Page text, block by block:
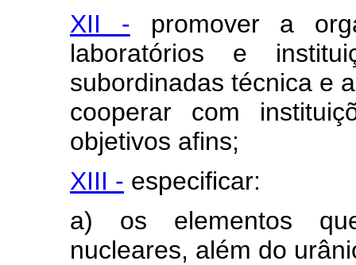
XII - promover a
laboratórios e
subordinadas técnica e
cooperar com
objetivos afins;
XIII - especificar:
a) os elementos
nucleares, além do